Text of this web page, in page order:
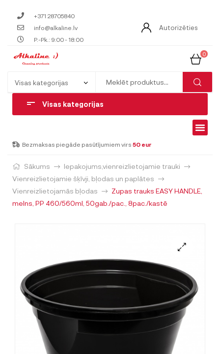
+371 28705840
info@alkaline.lv
P.-Pk.: 9:00 - 18:00
Autorizēties
0
Visas kategorijas
Bezmaksas piegāde pasūtījumiem virs 50 eur
Sākums
Iepakojums,vienreizlietojamie trauki
Vienreizlietojamie šķīvji, bļodas un paplātes
Vienreizlietojamās bļodas
Zupas trauks EASY HANDLE,
melns, PP 460/560ml, 50gab./pac., 8pac./kastē